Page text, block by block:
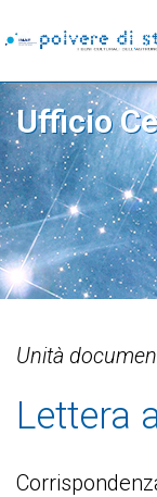
Unità
Lettera